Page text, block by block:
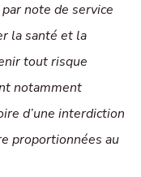
note de service
la santé et la
tout risque
notamment
d’une interdiction
proportionnées au